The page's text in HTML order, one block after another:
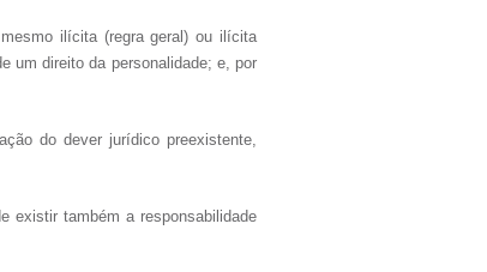
ilícita (regra geral) ou ilícita
um direito da personalidade; e, por
do dever jurídico preexistente,
existir também a responsabilidade